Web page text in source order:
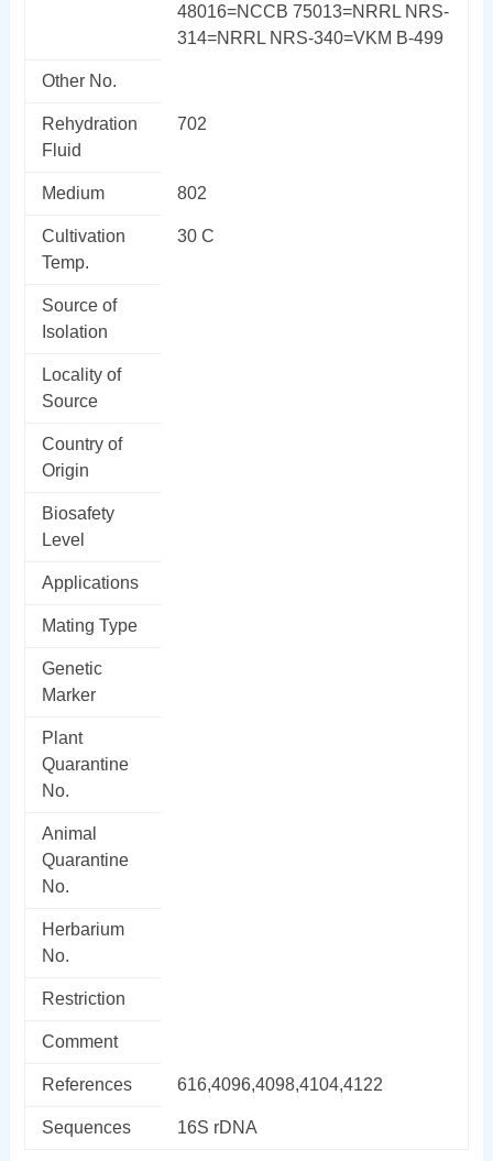
48016=NCCB 75013=NRRL NRS-
314=NRRL NRS-340=VKM B-499
Other No.
Rehydration
Fluid
702
Medium 802
Cultivation
Temp.
30 C
Source of
Isolation
Locality of
Source
Country of
Origin
Biosafety
Level
Applications
Mating Type
Genetic
Marker
Plant
Quarantine
No.
Animal
Quarantine
No.
Herbarium
No.
Restriction
Comment
References 616,4096,4098,4104,4122
Sequences 16S rDNA